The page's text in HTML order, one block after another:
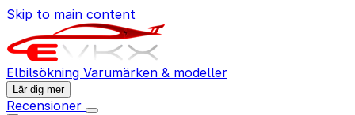
Skip to main content
Elbilsökning Varumärken & modeller
Lär dig mer
Recensioner